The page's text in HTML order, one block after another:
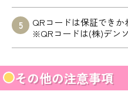
QRコードは保証できか
※QRコードは(株)デン
その他の注意事項